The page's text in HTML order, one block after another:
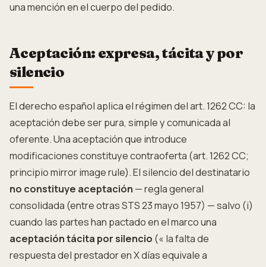
una mención en el cuerpo del pedido.
Aceptación: expresa, tácita y por
silencio
El derecho español aplica el régimen del art. 1262 CC: la
aceptación debe ser pura, simple y comunicada al
oferente. Una aceptación que introduce
modificaciones constituye contraoferta (art. 1262 CC;
principio mirror image rule). El silencio del destinatario
no constituye aceptación — regla general
consolidada (entre otras STS 23 mayo 1957) — salvo (i)
cuando las partes han pactado en el marco una
aceptación tácita por silencio (« la falta de
respuesta del prestador en X días equivale a